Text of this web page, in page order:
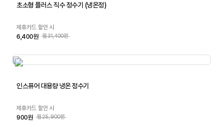
초소형 플러스 직수 정수기 (냉온정)
제휴카드 할인 시
6,400원 월31,400원
인스퓨어 대용량 냉온 정수기
제휴카드 할인 시
900원 월25,900원